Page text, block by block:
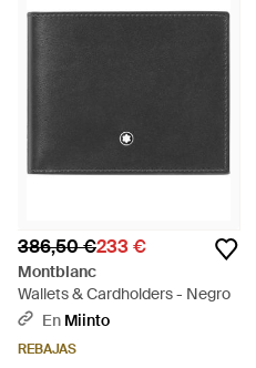
386,50 €233 €
Montblanc
Wallets & Cardholders - Negro
En Miinto
REBAJAS